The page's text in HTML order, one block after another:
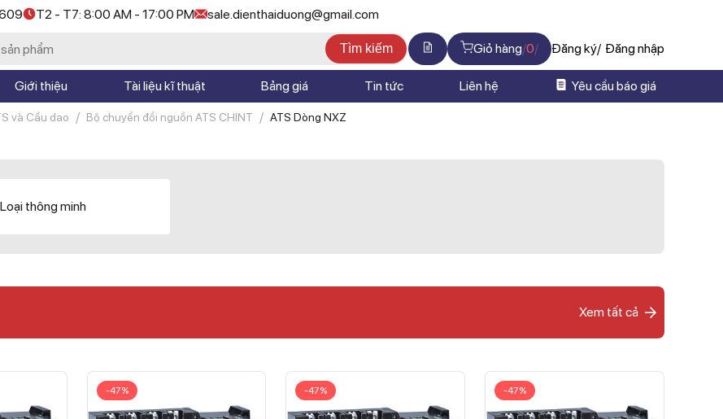
T2 - T7: 8:00 AM - 17:00 PM sale.dienthaiduong@gmail.com
Tìm kiếm Giỏ hàng 0 Đăng ký Đăng nhập
Giới thiệu Tài liệu kĩ thuật Bảng giá Tin tức Liên hệ Yêu cầu báo giá
và Cầu dao Bộ chuyển đổi nguồn ATS CHINT ATS Dòng NXZ
Loại thông minh
Xem tất cả
-47% -47% -47%